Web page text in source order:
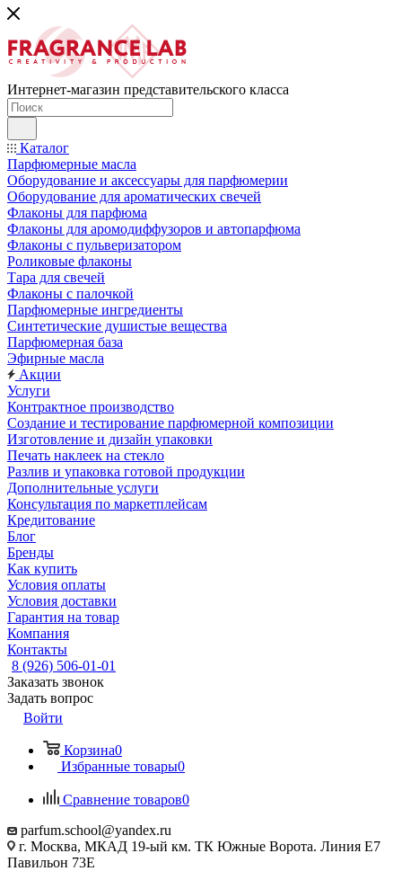
Интернет-магазин представительского класса
Каталог
Парфюмерные масла
Оборудование и аксессуары для парфюмерии
Оборудование для ароматических свечей
Флаконы для парфюма
Флаконы для аромодиффузоров и автопарфюма
Флаконы с пульверизатором
Роликовые флаконы
Тара для свечей
Флаконы с палочкой
Парфюмерные ингредиенты
Синтетические душистые вещества
Парфюмерная база
Эфирные масла
Акции
Услуги
Контрактное производство
Создание и тестирование парфюмерной композиции
Изготовление и дизайн упаковки
Печать наклеек на стекло
Разлив и упаковка готовой продукции
Дополнительные услуги
Консультация по маркетплейсам
Кредитование
Блог
Бренды
Как купить
Условия оплаты
Условия доставки
Гарантия на товар
Компания
Контакты
8 (926) 506-01-01
Заказать звонок
Задать вопрос
Войти
Корзина0
Избранные товары0
Сравнение товаров0
parfum.school@yandex.ru
г. Москва, МКАД 19-ый км. ТК Южные Ворота. Линия Е7
Павильон 73Е